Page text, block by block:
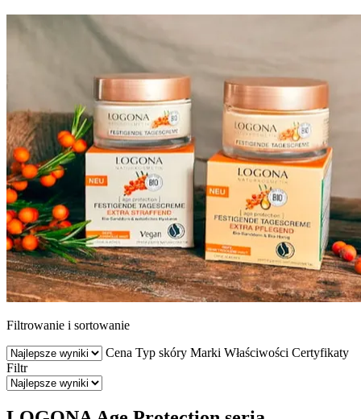
Filtrowanie i sortowanie
Cena Typ skóry Marki Właściwości Certyfikaty
Filtr